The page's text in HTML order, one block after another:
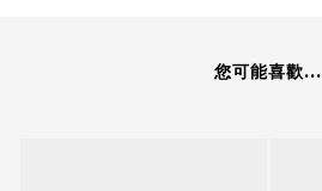
您可能喜歡...